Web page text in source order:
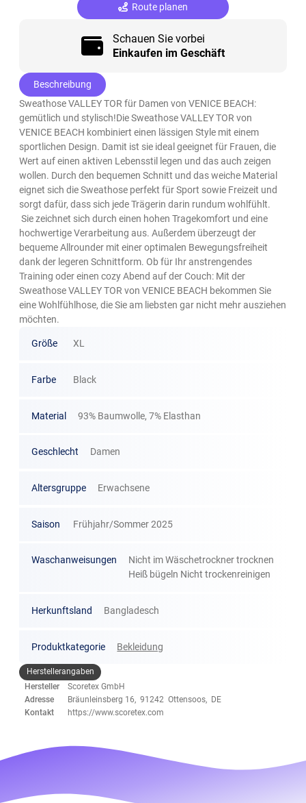
Route planen
Schauen Sie vorbei
Einkaufen im Geschäft
Beschreibung
Sweathose VALLEY TOR für Damen von VENICE BEACH:
gemütlich und stylisch!Die Sweathose VALLEY TOR von
VENICE BEACH kombiniert einen lässigen Style mit einem
sportlichen Design. Damit ist sie ideal geeignet für Frauen, die
Wert auf einen aktiven Lebensstil legen und das auch zeigen
wollen. Durch den bequemen Schnitt und das weiche Material
eignet sich die Sweathose perfekt für Sport sowie Freizeit und
sorgt dafür, dass sich jede Trägerin darin rundum wohlfühlt.
Sie zeichnet sich durch einen hohen Tragekomfort und eine
hochwertige Verarbeitung aus. Außerdem überzeugt der
bequeme Allrounder mit einer optimalen Bewegungsfreiheit
dank der legeren Schnittform. Ob für Ihr anstrengendes
Training oder einen cozy Abend auf der Couch: Mit der
Sweathose VALLEY TOR von VENICE BEACH bekommen Sie
eine Wohlfühlhose, die Sie am liebsten gar nicht mehr ausziehen
möchten.
Größe XL
Farbe Black
Material 93% Baumwolle, 7% Elasthan
Geschlecht Damen
Altersgruppe Erwachsene
Saison Frühjahr/Sommer 2025
Waschanweisungen
Nicht im Wäschetrockner trocknen
Heiß bügeln Nicht trockenreinigen
Herkunftsland Bangladesch
Produktkategorie Bekleidung
Herstellerangaben
Hersteller
Scoretex GmbH
Adresse
Bräunleinsberg 16, 91242 Ottensoos, DE
Kontakt
https://www.scoretex.com